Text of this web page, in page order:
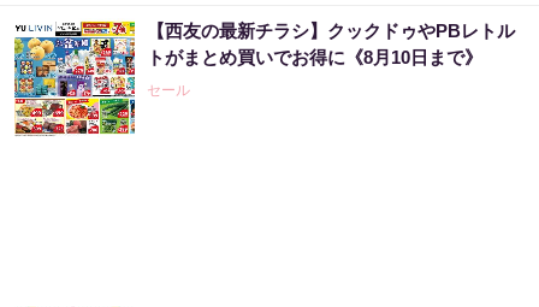
【西友の最新チラシ】クックドゥやPBレトル
トがまとめ買いでお得に《8月10日まで》
セール